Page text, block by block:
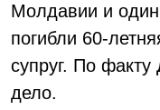
Молдавии и
погибли 60-
супруг. По
дело.